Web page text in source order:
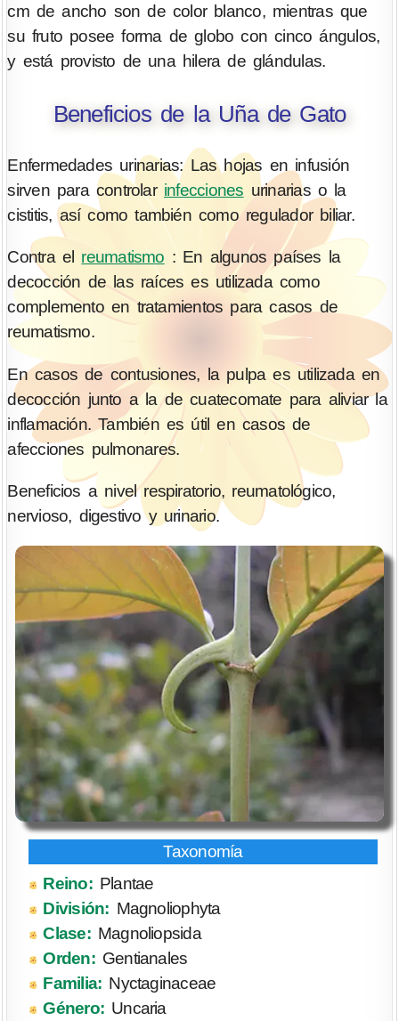
cm de ancho son de color blanco, mientras que
su fruto posee forma de globo con cinco ángulos,
y está provisto de una hilera de glándulas.
Beneficios de la Uña de Gato
Enfermedades urinarias: Las hojas en infusión
sirven para controlar infecciones urinarias o la
cistitis, así como también como regulador biliar.
Contra el reumatismo : En algunos países la
decocción de las raíces es utilizada como
complemento en tratamientos para casos de
reumatismo.
En casos de contusiones, la pulpa es utilizada en
decocción junto a la de cuatecomate para aliviar la
inflamación. También es útil en casos de
afecciones pulmonares.
Beneficios a nivel respiratorio, reumatológico,
nervioso, digestivo y urinario.
Reino:Plantae
División: Magnoliophyta
Clase:Magnoliopsida
Orden:Gentianales
Familia: Nyctaginaceae
Género: Uncaria